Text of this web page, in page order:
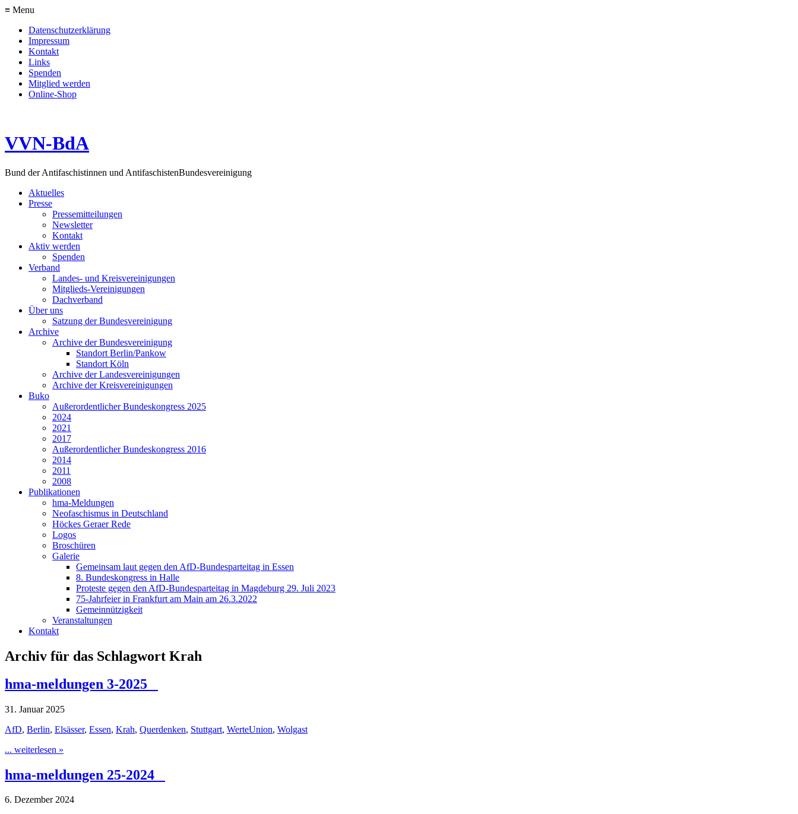
≡ Menu
Datenschutzerklärung
Impressum
Kontakt
Links
Spenden
Mitglied werden
Online-Shop
VVN-BdA
Bund der Antifaschistinnen und AntifaschistenBundesvereinigung
Aktuelles
Presse
Pressemitteilungen
Newsletter
Kontakt
Aktiv werden
Spenden
Verband
Landes- und Kreisvereinigungen
Mitglieds-Vereinigungen
Dachverband
Über uns
Satzung der Bundesvereinigung
Archive
Archive der Bundesvereinigung
Standort Berlin/Pankow
Standort Köln
Archive der Landesvereinigungen
Archive der Kreisvereinigungen
Buko
Außerordentlicher Bundeskongress 2025
2024
2021
2017
Außerordentlicher Bundeskongress 2016
2014
2011
2008
Publikationen
hma-Meldungen
Neofaschismus in Deutschland
Höckes Geraer Rede
Logos
Broschüren
Galerie
Gemeinsam laut gegen den AfD-Bundesparteitag in Essen
8. Bundeskongress in Halle
Proteste gegen den AfD-Bundesparteitag in Magdeburg 29. Juli 2023
75-Jahrfeier in Frankfurt am Main am 26.3.2022
Gemeinnützigkeit
Veranstaltungen
Kontakt
Archiv für das Schlagwort Krah
hma-meldungen 3-2025
31. Januar 2025
AfD, Berlin, Elsässer, Essen, Krah, Querdenken, Stuttgart, WerteUnion, Wolgast
... weiterlesen »
hma-meldungen 25-2024
6. Dezember 2024